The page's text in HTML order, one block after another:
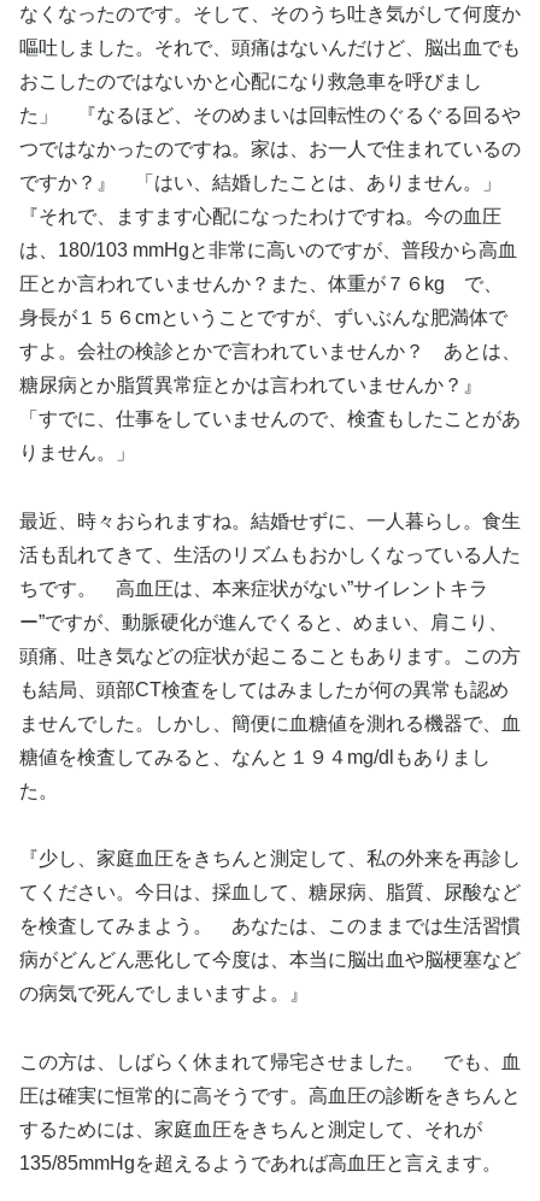
なくなったのです。そして、そのうち吐き気がして何度か
嘔吐しました。それで、頭痛はないんだけど、脳出血でも
おこしたのではないかと心配になり救急車を呼びまし
た」 『なるほど、そのめまいは回転性のぐるぐる回るや
つではなかったのですね。家は、お一人で住まれているの
ですか？』 「はい、結婚したことは、ありません。」
『それで、ますます心配になったわけですね。今の血圧
は、180/103 mmHgと非常に高いのですが、普段から高血
圧とか言われていませんか？また、体重が７６kg で、
身長が１５６cmということですが、ずいぶんな肥満体で
すよ。会社の検診とかで言われていませんか？ あとは、
糖尿病とか脂質異常症とかは言われていませんか？』
「すでに、仕事をしていませんので、検査もしたことがあ
りません。」
最近、時々おられますね。結婚せずに、一人暮らし。食生
活も乱れてきて、生活のリズムもおかしくなっている人た
ちです。 高血圧は、本来症状がない”サイレントキラ
ー”ですが、動脈硬化が進んでくると、めまい、肩こり、
頭痛、吐き気などの症状が起こることもあります。この方
も結局、頭部CT検査をしてはみましたが何の異常も認め
ませんでした。しかし、簡便に血糖値を測れる機器で、血
糖値を検査してみると、なんと１９４mg/dlもありまし
た。
『少し、家庭血圧をきちんと測定して、私の外来を再診し
てください。今日は、採血して、糖尿病、脂質、尿酸など
を検査してみまよう。 あなたは、このままでは生活習慣
病がどんどん悪化して今度は、本当に脳出血や脳梗塞など
の病気で死んでしまいますよ。』
この方は、しばらく休まれて帰宅させました。 でも、血
圧は確実に恒常的に高そうです。高血圧の診断をきちんと
するためには、家庭血圧をきちんと測定して、それが
135/85mmHgを超えるようであれば高血圧と言えます。